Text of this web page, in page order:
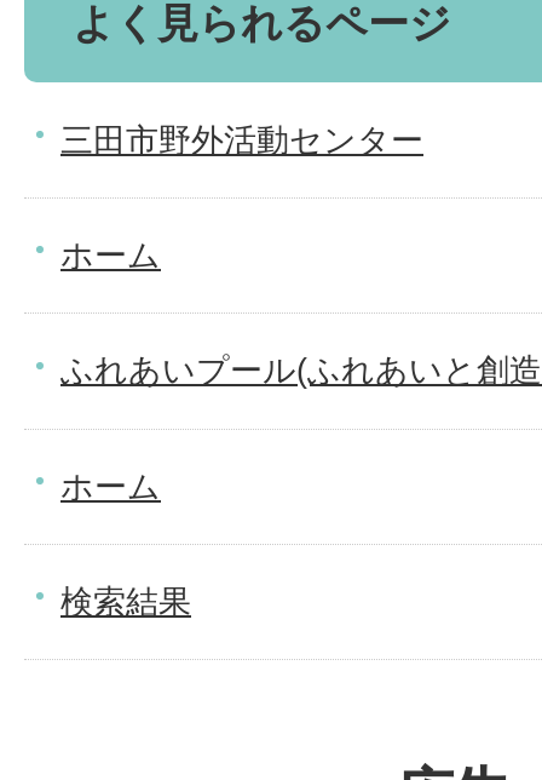
よく見られるページ
三田市野外活動センター
ホーム
ふれあいプール(ふれあいと創
ホーム
検索結果